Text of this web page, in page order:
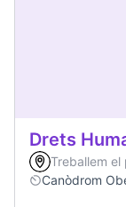
Drets
Treballem
Canòdrom